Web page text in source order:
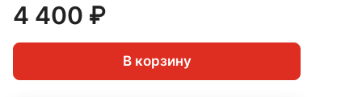
4 400 ₽
В корзину